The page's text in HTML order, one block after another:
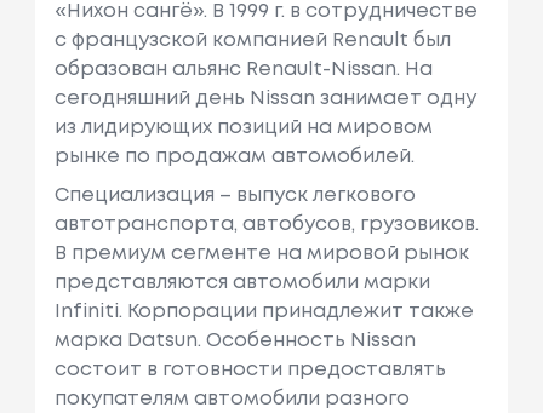
«Нихон сангё». В 1999 г. в сотрудничестве
с французcкой компанией Renault был
образован альянс Renault-Nissan. На
сегодняшний день Nissan занимает одну
из лидирующих позиций на мировом
рынке по продажам автомобилей.
Специализация – выпуск легкового
автотранспорта, автобусов, грузовиков.
В премиум сегменте на мировой рынок
представляются автомобили марки
Infiniti. Корпорации принадлежит также
марка Datsun. Особенность Nissan
состоит в готовности предоставлять
покупателям автомобили разного